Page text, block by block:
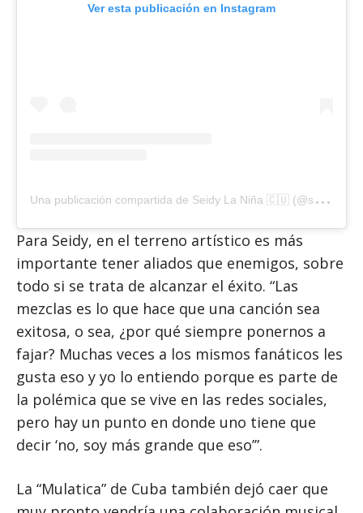
Ver esta publicación en Instagram
U
na publicación compartida de Seidy La Niña 🇨🇺 (@seidylanina)
Para Seidy, en el terreno artístico es más
importante tener aliados que enemigos, sobre
todo si se trata de alcanzar el éxito. “Las
mezclas es lo que hace que una canción sea
exitosa, o sea, ¿por qué siempre ponernos a
fajar? Muchas veces a los mismos fanáticos les
gusta eso y yo lo entiendo porque es parte de
la polémica que se vive en las redes sociales,
pero hay un punto en donde uno tiene que
decir ‘no, soy más grande que eso’”.
La “Mulatica” de Cuba también dejó caer que